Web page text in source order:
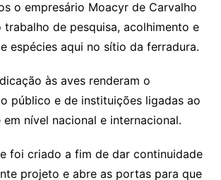
o empresário Moacyr de Carvalho
trabalho de pesquisa, acolhimento e
espécies aqui no sítio da ferradura.
às aves renderam o
público e de instituições ligadas ao
nível nacional e internacional.
foi criado a fim de dar continuidade
projeto e abre as portas para que